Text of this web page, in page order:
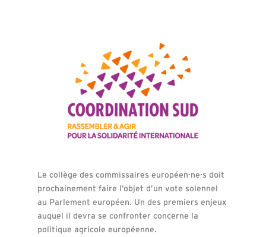
Le collège des commissaires européen·ne·s doit
prochainement faire l’objet d’un vote solennel
au Parlement européen. Un des premiers enjeux
auquel il devra se confronter concerne la
politique agricole européenne.